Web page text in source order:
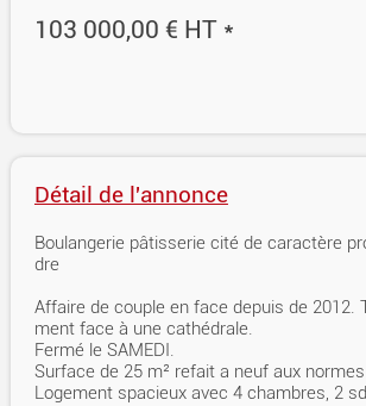
103 000,00 € HT *
Détail de l'annonce
Boulangerie pâtisserie cité de caractère
dre
Affaire de couple en face depuis de 2012.
ment face à une cathédrale.
Fermé le SAMEDI.
Surface de 25 m² refait a neuf aux
Logement spacieux avec 4 chambres, 2